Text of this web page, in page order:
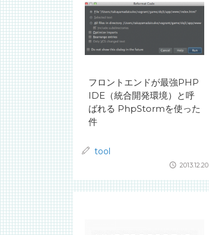
フロントエンドが最強PHP
IDE（統合開発環境）と呼
ばれる PhpStormを使った
件
tool
2013.12.20